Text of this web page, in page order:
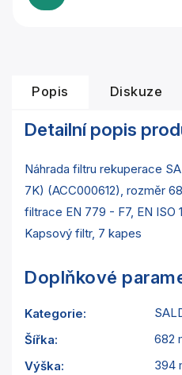
Popis Diskuze
Detailní popis
Náhrada filtru rekuperace
7K) (ACC000612), rozměr
filtrace EN 779 - F7, EN ISO
Kapsový filtr, 7 kapes
Doplňkové
Kategorie:
Šířka:
682
Výška:
394